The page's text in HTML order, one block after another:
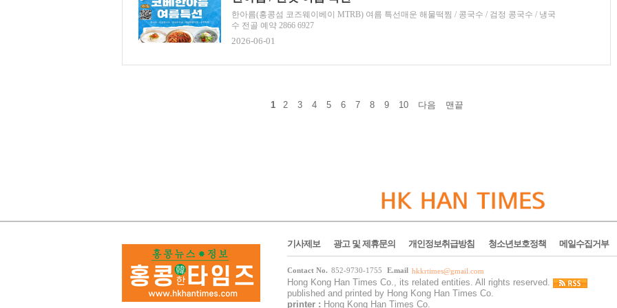
한아름(홍콩섬 코즈웨이베이 MTRB) 여름 특선매운 해물떡찜 / 콩국수 / 검정 콩국수 / 냉국
수 전골 예약 2866 6927
2026-06-01
1 2 3 4 5 6 7 8 9 10 다음 맨끝
기사제보 광고 및 제휴문의 개인정보취급방침 청소년보호정책 메일수집거부
Contact No. 852-9730-1755 E.mail hkkrtimes@gmail.com
Hong Kong Han Times Co., its related entities. All rights reserved.
published and printed by Hong Kong Han Times Co.
printer : Hong Kong Han Times Co.